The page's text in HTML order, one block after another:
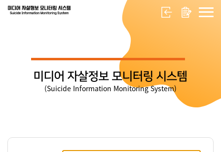
미디어 자살정보 모니터링 시스템
(Suicide Information Monitoring System)